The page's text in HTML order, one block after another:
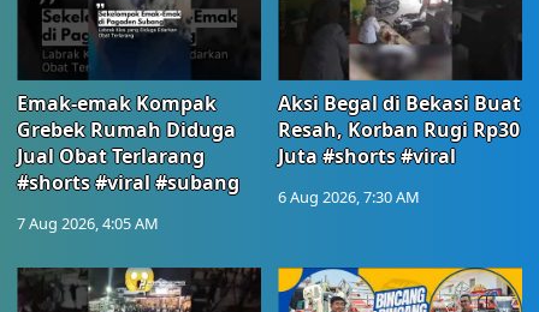
Emak-emak Kompak
Grebek Rumah Diduga
Jual Obat Terlarang
#shorts #viral #subang
7 Aug 2026, 4:05 AM
Aksi Begal di Bekasi Buat
Resah, Korban Rugi Rp30
Juta #shorts #viral
6 Aug 2026, 7:30 AM